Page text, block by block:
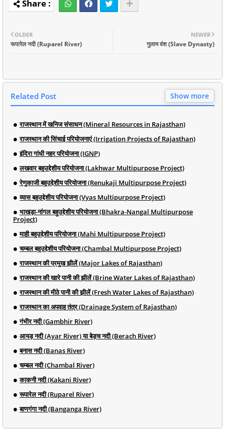
NEWER
गुलाम वंश (Slave Dynasty)
OLDER
रूपारेल नदी (Ruparel River)
Related Post Show more
राजस्थान में खनिज संसाधन (Mineral Resources in Rajasthan)
राजस्थान की सिंचाई परियोजनाएं (Irrigation Projects of Rajasthan)
इंदिरा गांधी नहर परियोजना (IGNP)
लखवार बहुउद्देशीय परियोजना (Lakhwar Multipurpose Project)
रेणुकाजी बहुउद्देशीय परियोजना (Renukaji Multipurpose Project)
व्यास बहुउद्देशीय परियोजना (Vyas Multipurpose Project)
भाखड़ा-नांगल बहुउद्देशीय परियोजना (Bhakra-Nangal Multipurpose
Project)
माही बहुउद्देशीय परियोजना (Mahi Multipurpose Project)
चम्बल बहुउद्देशीय परियोजना (Chambal Multipurpose Project)
राजस्थान की प्रमुख झीलें (Major Lakes of Rajasthan)
राजस्थान की खारे पानी की झीलें (Brine Water Lakes of Rajasthan)
राजस्थान की मीठे पानी की झीलें (Fresh Water Lakes of Rajasthan)
राजस्थान का अपवाह तंत्र (Drainage System of Rajasthan)
गंभीर नदी (Gambhir River)
आयड़ नदी (Ayar River) या बेड़च नदी (Berach River)
बनास नदी (Banas River)
चम्बल नदी (Chambal River)
काकनी नदी (Kakani River)
रूपारेल नदी (Ruparel River)
बाणगंगा नदी (Banganga River)